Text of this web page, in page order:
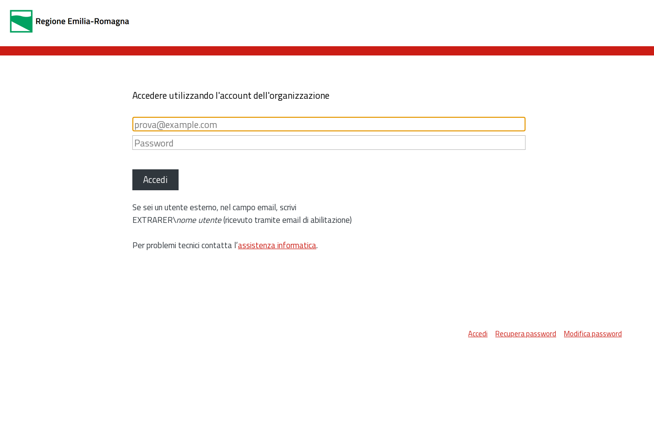
Accedere utilizzando l'account dell'organizzazione
Accedi
Se sei un utente esterno, nel campo email, scrivi
EXTRARER\nome utente(ricevuto tramite email di abilitazione)
Per problemi tecnici contatta l’assistenza informatica.
Accedi Recupera password Modifica password